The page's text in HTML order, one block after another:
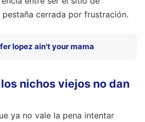
cerrada por frustración.
lopez ain't your mama
nichos viejos no dan
ya no vale la pena intentar